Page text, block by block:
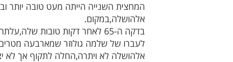
אלהושלה,במקום.
בדקה ה-65 לאחר דקות טובות
לעברו של שלמה גולוזר שמארבעה מטרים דחק
אלהושלה לא ויתרה,החלה לתקוף אך לא